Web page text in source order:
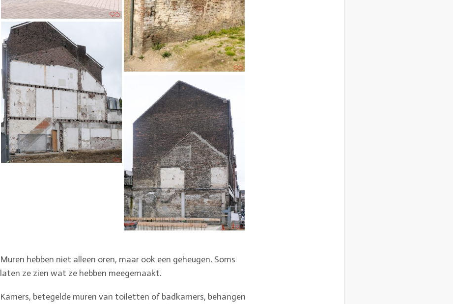
Muren hebben niet alleen oren, maar ook een geheugen. Soms
laten ze zien wat ze hebben meegemaakt.
Kamers, betegelde muren van toiletten of badkamers, behangen